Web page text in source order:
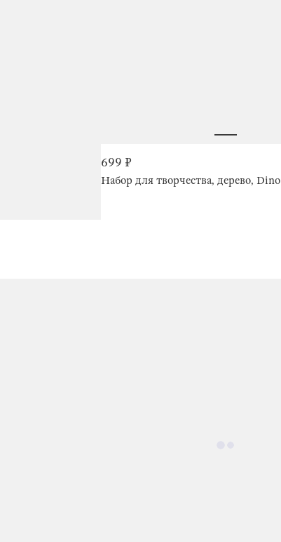
699 ₽
Набор для творчества, дерево, Dino